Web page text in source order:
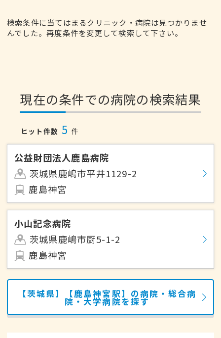
検索条件に当てはまるクリニック・病院は見つかりませ
んでした。再度条件を変更して検索して下さい。
現在の条件での病院の検索結果
ヒット件数 5 件
公益財団法人鹿島病院
茨城県鹿嶋市平井1129-2
鹿島神宮
小山記念病院
茨城県鹿嶋市厨5-1-2
鹿島神宮
【茨城県】【鹿島神宮駅】の病院・総合病
院・大学病院を探す